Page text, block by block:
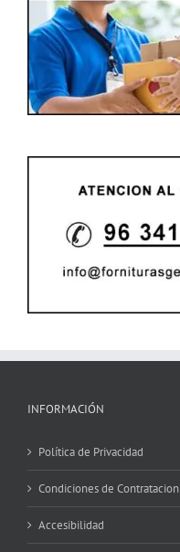
INFORMACIÓN
Política de Privacidad
Condiciones de Contratacion
Accesibilidad